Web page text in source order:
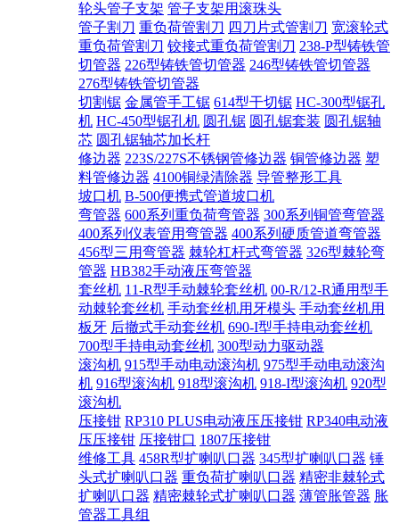
轮头管子支架 管子支架用滚珠头
管子割刀 重负荷管割刀 四刀片式管割刀 宽滚轮式
重负荷管割刀 铰接式重负荷管割刀 238-P型铸铁管
切管器 226型铸铁管切管器 246型铸铁管切管器
276型铸铁管切管器
切割锯 金属管手工锯 614型干切锯 HC-300型锯孔
机 HC-450型锯孔机 圆孔锯 圆孔锯套装 圆孔锯轴
芯 圆孔锯轴芯加长杆
修边器 223S/227S不锈钢管修边器 铜管修边器 塑
料管修边器 4100铜绿清除器 导管整形工具
坡口机 B-500便携式管道坡口机
弯管器 600系列重负荷弯管器 300系列铜管弯管器
400系列仪表管用弯管器 400系列硬质管道弯管器
456型三用弯管器 棘轮杠杆式弯管器 326型棘轮弯
管器 HB382手动液压弯管器
套丝机 11-R型手动棘轮套丝机 00-R/12-R通用型手
动棘轮套丝机 手动套丝机用牙模头 手动套丝机用
板牙 后撤式手动套丝机 690-I型手持电动套丝机
700型手持电动套丝机 300型动力驱动器
滚沟机 915型手动电动滚沟机 975型手动电动滚沟
机 916型滚沟机 918型滚沟机 918-I型滚沟机 920型
滚沟机
压接钳 RP310 PLUS电动液压压接钳 RP340电动液
压压接钳 压接钳口 1807压接钳
维修工具 458R型扩喇叭口器 345型扩喇叭口器 锤
头式扩喇叭口器 重负荷扩喇叭口器 精密非棘轮式
扩喇叭口器 精密棘轮式扩喇叭口器 薄管胀管器 胀
管器工具组